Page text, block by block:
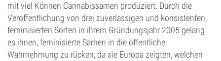
mit viel Können Cannabissamen produziert. Durch die
Veröffentlichung von drei zuverlässigen und konsistenten,
feminisierten Sorten in ihrem Gründungsjahr 2005 gelang
es ihnen, feminisierte Samen in die öffentliche
Wahrnehmung zu rücken, da sie Europa zeigten, welchen